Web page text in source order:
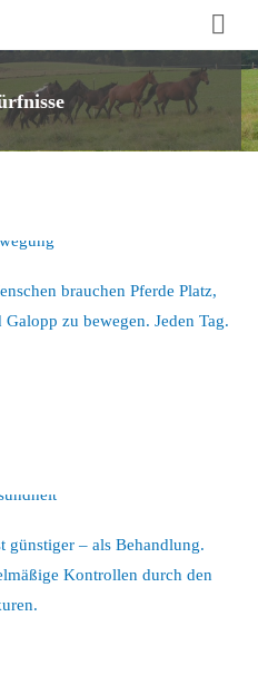
brauchen Pferde Platz,
zu bewegen. Jeden Tag.
günstiger – als Behandlung.
Kontrollen durch den